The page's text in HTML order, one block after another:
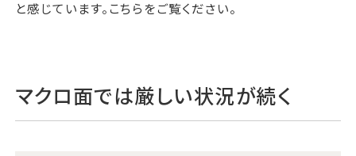
と感じています。こちらをご覧ください。
マクロ面では厳しい状況が続く